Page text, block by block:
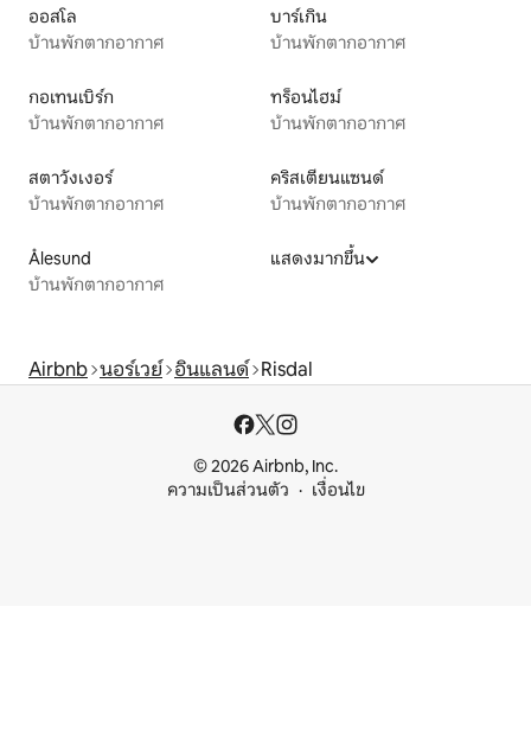
ออสโล
บ้านพักตากอากาศ
บาร์เกิน
บ้านพักตากอากาศ
กอเทนเบิร์ก
บ้านพักตากอากาศ
ทร็อนไฮม์
บ้านพักตากอากาศ
สตาวังเงอร์
บ้านพักตากอากาศ
คริสเตียนแซนด์
บ้านพักตากอากาศ
Ålesund
บ้านพักตากอากาศ
แสดงมากขึ้น
Airbnb นอร์เวย์ อินแลนด์ Risdal
© 2026 Airbnb, Inc.
ความเป็นส่วนตัว
เงื่อนไข